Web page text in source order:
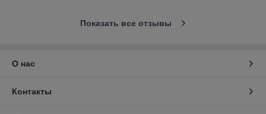
Показать все отзывы
О нас
Контакты